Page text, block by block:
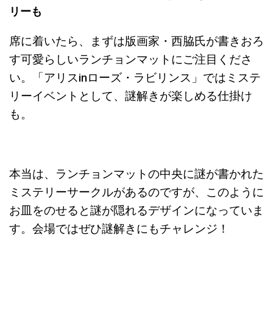
リーも
席に着いたら、まずは版画家・西脇氏が書きおろ
す可愛らしいランチョンマットにご注目くださ
い。「アリスinローズ・ラビリンス」ではミステ
リーイベントとして、謎解きが楽しめる仕掛け
も。
本当は、ランチョンマットの中央に謎が書かれた
ミステリーサークルがあるのですが、このように
お皿をのせると謎が隠れるデザインになっていま
す。会場ではぜひ謎解きにもチャレンジ！